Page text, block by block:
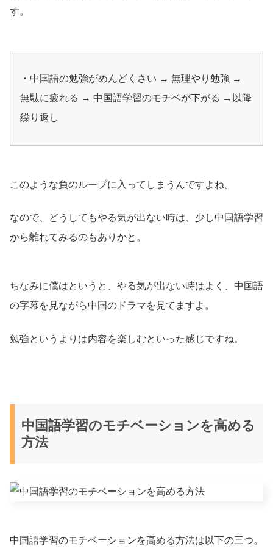
す。
・中国語の勉強がめんどくさい → 無理やり勉強 →
無駄に疲れる → 中国語学習のモチベが下がる →以降
繰り返し
このような負のループに入ってしまうんですよね。
なので、どうしてもやる気が出ない時は、少し中国語学習
から離れてみるのもありかと。
ちなみに僕はというと、やる気が出ない時はよく、中国語
の字幕を見ながら中国のドラマを見てますよ。
勉強というよりは内容を楽しむといった感じですね。
中国語学習のモチベーションを高める
方法
中国語学習のモチベーションを高める方法は以下の三つ。